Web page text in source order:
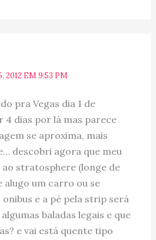
2012 EM 9:53 PM
pra Vegas dia 1 de
4 dias por lá mas parece
se aproxima, mais
descobri agora que meu
stratosphere (longe de
alugo um carro ou se
e a pé pela strip será
baladas legais e que
e vai está quente tipo